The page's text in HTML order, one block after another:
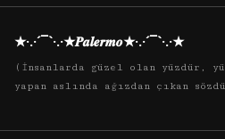
★·.·´¯`·.·★𝑷𝒂𝒍𝒆𝒓𝒎𝒐★·.·´¯`·.·★
(İnsanlarda güzel olan yüzdür,
yapan aslında ağızdan çıkan